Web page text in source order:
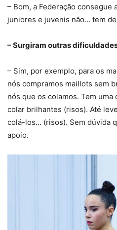
– Bom, a Federação consegue
juniores e juvenis não… tem
– Surgiram outras
– Sim, por exemplo, para os
nós compramos maillots sem
nós que os colamos. Tem
colar brilhantes (risos). Até
colá-los… (risos). Sem dúvida
apoio.